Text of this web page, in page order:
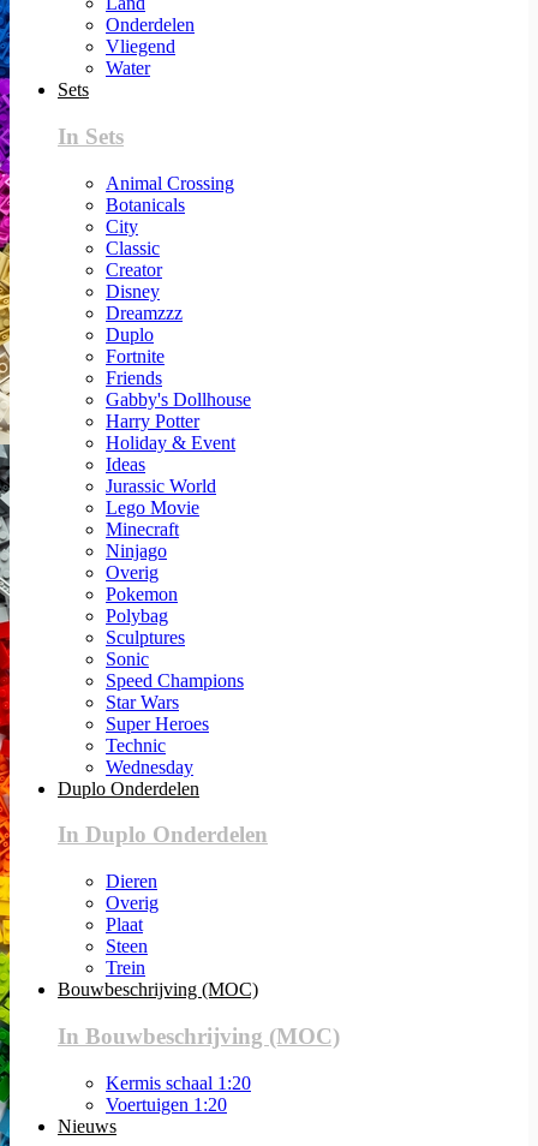
Onderdelen
Vliegend
Water
Sets
In Sets
Animal Crossing
Botanicals
City
Classic
Creator
Disney
Dreamzzz
Duplo
Fortnite
Friends
Gabby's Dollhouse
Harry Potter
Holiday & Event
Ideas
Jurassic World
Lego Movie
Minecraft
Ninjago
Overig
Pokemon
Polybag
Sculptures
Sonic
Speed Champions
Star Wars
Super Heroes
Technic
Wednesday
Duplo Onderdelen
In Duplo Onderdelen
Dieren
Overig
Plaat
Steen
Trein
Bouwbeschrijving (MOC)
In Bouwbeschrijving (MOC)
Kermis schaal 1:20
Voertuigen 1:20
Nieuws